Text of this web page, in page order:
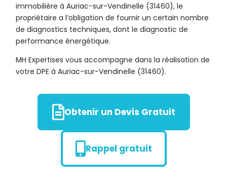
immobilière à Auriac-sur-Vendinelle (31460), le
propriétaire a l’obligation de fournir un certain nombre
de diagnostics techniques, dont le diagnostic de
performance énergétique.
MH Expertises vous accompagne dans la réalisation de
votre DPE à Auriac-sur-Vendinelle (31460).
Obtenir un Devis Gratuit
Rappel gratuit